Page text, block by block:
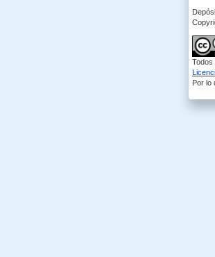
Todos
Por lo